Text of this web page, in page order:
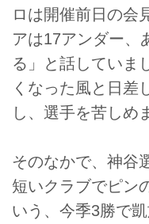
ロは開催前日の会
アは17アンダー、
る」と話していま
くなった風と日差
し、選手を苦しめ
そのなかで、神谷
短いクラブでピン
いう、今季3勝で